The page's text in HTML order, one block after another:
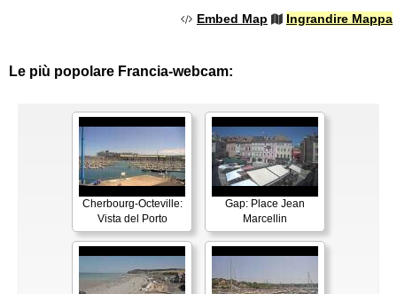
Embed Map Ingrandire Mappa
Le più popolare Francia-webcam:
Cherbourg-Octeville:
Vista del Porto
Gap: Place Jean
Marcellin